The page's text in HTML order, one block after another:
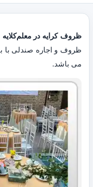
ظروف کرایه در معلم‌کلایه
می باشد.